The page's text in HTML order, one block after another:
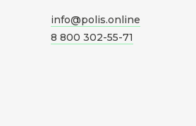
info@polis.online
8 800 302-55-71